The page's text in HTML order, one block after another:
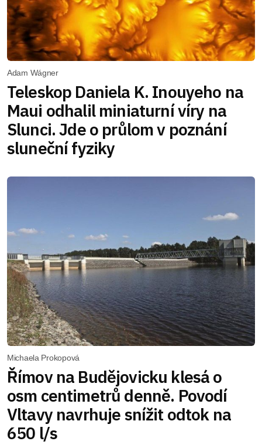
Adam Wágner
Teleskop Daniela K. Inouyeho na
Maui odhalil miniaturní víry na
Slunci. Jde o průlom v poznání
sluneční fyziky
Michaela Prokopová
Římov na Budějovicku klesá o
osm centimetrů denně. Povodí
Vltavy navrhuje snížit odtok na
650 l/s